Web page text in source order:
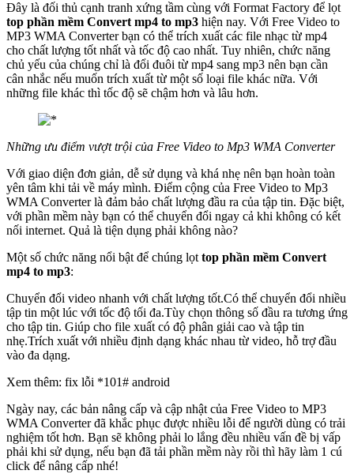
Đây là đối thủ cạnh tranh xứng tầm cùng với Format Factory để lọt
top phần mềm Convert mp4 to mp3 hiện nay. Với Free Video to
MP3 WMA Converter bạn có thể trích xuất các file nhạc từ mp4
cho chất lượng tốt nhất và tốc độ cao nhất. Tuy nhiên, chức năng
chủ yếu của chúng chỉ là đổi đuôi từ mp4 sang mp3 nên bạn cần
cân nhắc nếu muốn trích xuất từ một số loại file khác nữa. Với
những file khác thì tốc độ sẽ chậm hơn và lâu hơn.
Những ưu điểm vượt trội của Free Video to Mp3 WMA Converter
Với giao diện đơn giản, dễ sử dụng và khá nhẹ nên bạn hoàn toàn
yên tâm khi tải về máy mình. Điểm cộng của Free Video to Mp3
WMA Converter là đảm bảo chất lượng đầu ra của tập tin. Đặc biệt,
với phần mềm này bạn có thể chuyển đổi ngay cả khi không có kết
nối internet. Quả là tiện dụng phải không nào?
Một số chức năng nổi bật để chúng lọt top phần mềm Convert
mp4 to mp3:
Chuyển đổi video nhanh với chất lượng tốt.Có thể chuyển đổi nhiều
tập tin một lúc với tốc độ tối đa.Tùy chọn thông số đầu ra tương ứng
cho tập tin. Giúp cho file xuất có độ phân giải cao và tập tin
nhẹ.Trích xuất với nhiều định dạng khác nhau từ video, hỗ trợ đầu
vào đa dạng.
Xem thêm: fix lỗi *101# android
Ngày nay, các bản nâng cấp và cập nhật của Free Video to MP3
WMA Converter đã khắc phục được nhiều lỗi để người dùng có trải
nghiệm tốt hơn. Bạn sẽ không phải lo lắng đều nhiều vấn đề bị vấp
phải khi sử dụng, nếu bạn đã tải phần mềm này rồi thì hãy làm 1 cú
click để nâng cấp nhé!